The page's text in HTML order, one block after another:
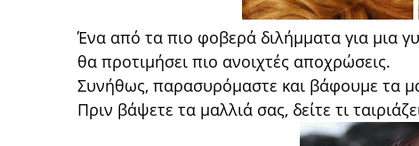
Ένα από τα πιο φοβερά διλήμματα για μια
θα προτιμήσει πιο ανοιχτές αποχρώσεις.
Συνήθως, παρασυρόμαστε και βάφουμε τα
Πριν βάψετε τα μαλλιά σας, δείτε τι